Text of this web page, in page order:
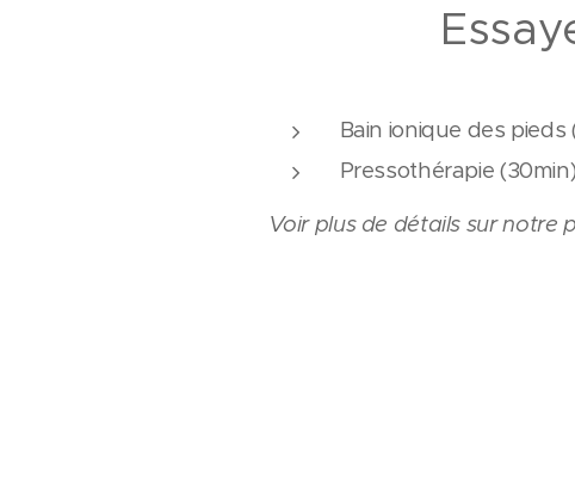
Bain ionique des
Pressothérapie
Voir plus de détails sur notre